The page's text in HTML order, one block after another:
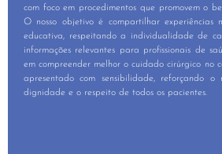
com foco em procedimentos que promovem o
O nosso objetivo é compartilhar experiências
educativa, respeitando a individualidade de
informações relevantes para profissionais de
em compreender melhor o cuidado cirúrgico no
apresentado com sensibilidade, reforçando o
dignidade e o respeito de todos os pacientes.